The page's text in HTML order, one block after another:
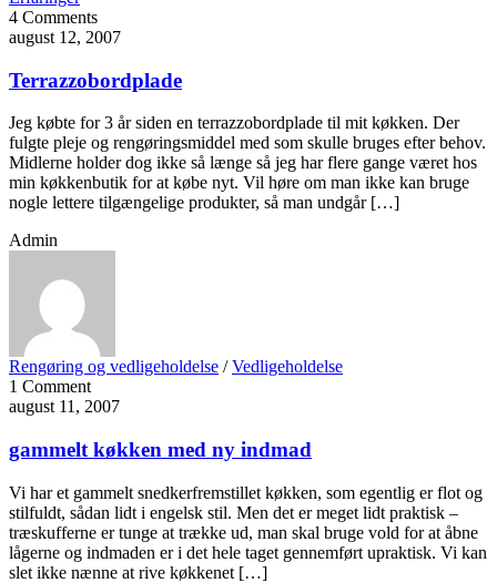
4 Comments
august 12, 2007
Terrazzobordplade
Jeg købte for 3 år siden en terrazzobordplade til mit køkken. Der
fulgte pleje og rengøringsmiddel med som skulle bruges efter behov.
Midlerne holder dog ikke så længe så jeg har flere gange været hos
min køkkenbutik for at købe nyt. Vil høre om man ikke kan bruge
nogle lettere tilgængelige produkter, så man undgår […]
Admin
Rengøring og vedligeholdelse /Vedligeholdelse
1 Comment
august 11, 2007
gammelt køkken med ny indmad
Vi har et gammelt snedkerfremstillet køkken, som egentlig er flot og
stilfuldt, sådan lidt i engelsk stil. Men det er meget lidt praktisk –
træskufferne er tunge at trække ud, man skal bruge vold for at åbne
lågerne og indmaden er i det hele taget gennemført upraktisk. Vi kan
slet ikke nænne at rive køkkenet […]